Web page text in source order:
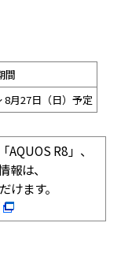
間
8月27日（日）予定
R8」、
報は、
けます。